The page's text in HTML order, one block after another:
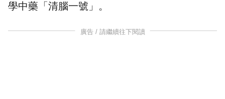
學中藥「清腦一號」。
廣告 / 請繼續往下閱讀